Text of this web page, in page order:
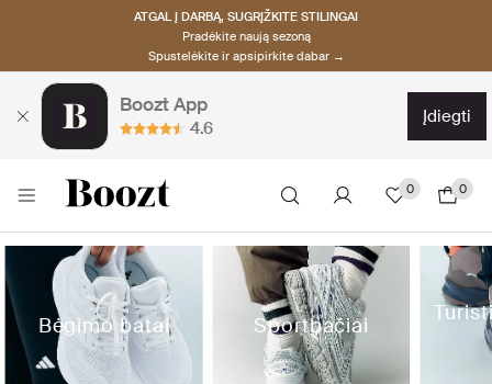
ATGAL Į DARBĄ, SUGRĮŽKITE STILINGAI
Pradėkite naują sezoną
Spustelėkite ir apsipirkite dabar →
Boozt App
4.6
įdiegti
0 0
Bėgimo batai Sportbačiai